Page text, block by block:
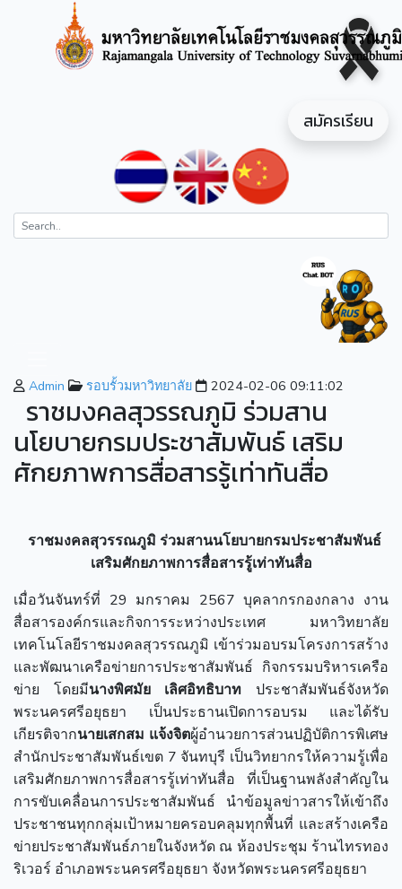
สมัครเรียน
Admin รอบรั้วมหาวิทยาลัย 2024-02-06 09:11:02
ราชมงคลสุวรรณภูมิ ร่วมสาน
นโยบายกรมประชาสัมพันธ์ เสริม
ศักยภาพการสื่อสารรู้เท่าทันสื่อ
ราชมงคลสุวรรณภูมิ ร่วมสานนโยบายกรมประชาสัมพันธ์
เสริมศักยภาพการสื่อสารรู้เท่าทันสื่อ
เมื่อวันจันทร์ที่ 29 มกราคม 2567 บุคลากรกองกลาง งาน
สื่อสารองค์กรและกิจการระหว่างประเทศ มหาวิทยาลัย
เทคโนโลยีราชมงคลสุวรรณภูมิ เข้าร่วมอบรมโครงการสร้าง
และพัฒนาเครือข่ายการประชาสัมพันธ์ กิจกรรมบริหารเครือ
ข่าย โดยมีนางพิศมัย เลิศอิทธิบาทประชาสัมพันธ์จังหวัด
พระนครศรีอยุธยา เป็นประธานเปิดการอบรม และได้รับ
เกียรติจากนายเสกสม แจ้งจิตผู้อำนวยการส่วนปฏิบัติการพิเศษ
สำนักประชาสัมพันธ์เขต 7 จันทบุรี เป็นวิทยากรให้ความรู้เพื่อ
เสริมศักยภาพการสื่อสารรู้เท่าทันสื่อ ที่เป็นฐานพลังสำคัญใน
การขับเคลื่อนการประชาสัมพันธ์ นำข้อมูลข่าวสารให้เข้าถึง
ประชาชนทุกกลุ่มเป้าหมายครอบคลุมทุกพื้นที่ และสร้างเครือ
ข่ายประชาสัมพันธ์ภายในจังหวัด ณ ห้องประชุม ร้านไทรทอง
ริเวอร์ อำเภอพระนครศรีอยุธยา จังหวัดพระนครศรีอยุธยา